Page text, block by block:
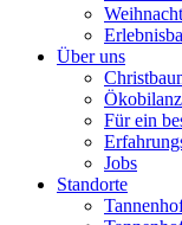
Über uns
Für ein
Jobs
Standorte